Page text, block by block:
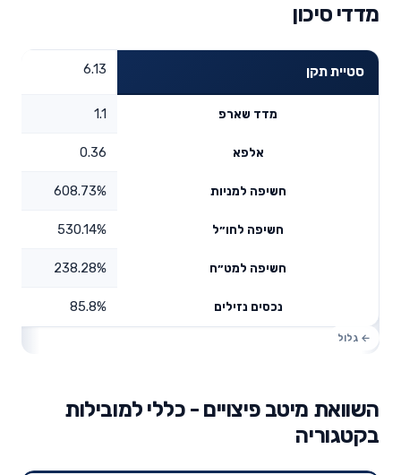
מדדי סיכון
סטיית תקן 6.13
מדד שארפ 1.1
אלפא 0.36
חשיפה למניות 608.73%
חשיפה לחו״ל 530.14%
חשיפה למט״ח 238.28%
נכסים נזילים 85.8%
השוואת מיטב פיצויים - כללי למובילות
בקטגוריה